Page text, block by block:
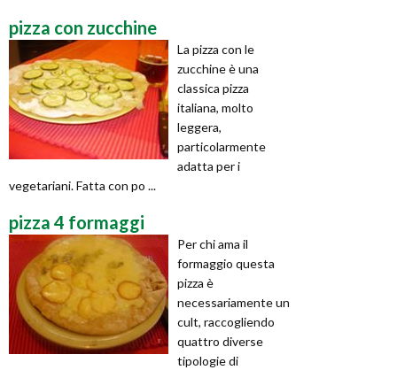
pizza con zucchine
La pizza con le
zucchine è una
classica pizza
italiana, molto
leggera,
particolarmente
adatta per i
vegetariani. Fatta con po ...
pizza 4 formaggi
Per chi ama il
formaggio questa
pizza è
necessariamente un
cult, raccogliendo
quattro diverse
tipologie di